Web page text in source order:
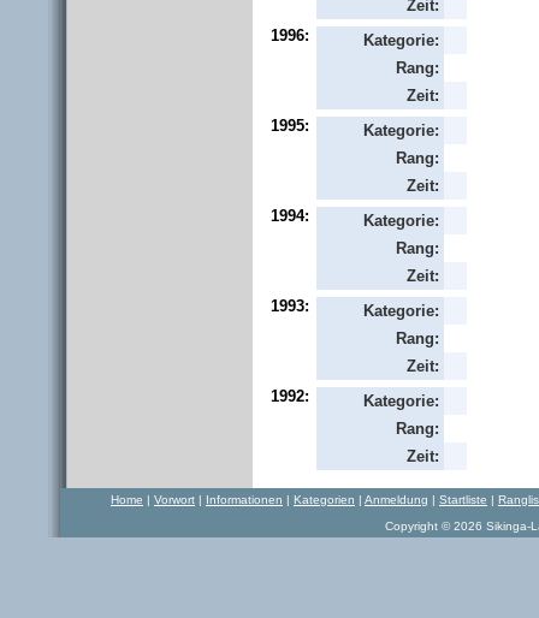
Zeit:
1996:
Kategorie:
Rang:
Zeit:
1995:
Kategorie:
Rang:
Zeit:
1994:
Kategorie:
Rang:
Zeit:
1993:
Kategorie:
Rang:
Zeit:
1992:
Kategorie:
Rang:
Zeit:
Home | Vorwort | Informationen | Kategorien | Anmeldung | Startliste |
Copyright © 2026 Sikinga-